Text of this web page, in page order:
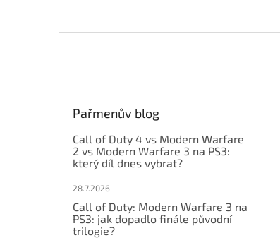
Pařmenův blog
Call of Duty 4 vs Modern Warfare
2 vs Modern Warfare 3 na PS3:
který díl dnes vybrat?
28.7.2026
Call of Duty: Modern Warfare 3 na
PS3: jak dopadlo finále původní
trilogie?